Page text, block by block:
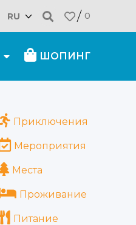
RU 0
ШОПИНГ
Приключения
Мероприятия
Места
Проживание
Питание